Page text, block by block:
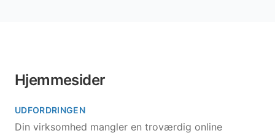
Hjemmesider
UDFORDRINGEN
Din virksomhed mangler en troværdig online